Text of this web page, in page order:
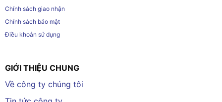
Chính sách giao nhận
Chính sách bảo mật
Điều khoản sử dụng
GIỚI THIỆU CHUNG
Về công ty chúng tôi